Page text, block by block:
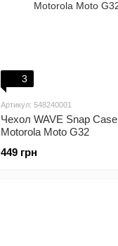
3
Артикул: 548240001
Чехол WAVE Snap Case
Motorola Moto G32
449 грн